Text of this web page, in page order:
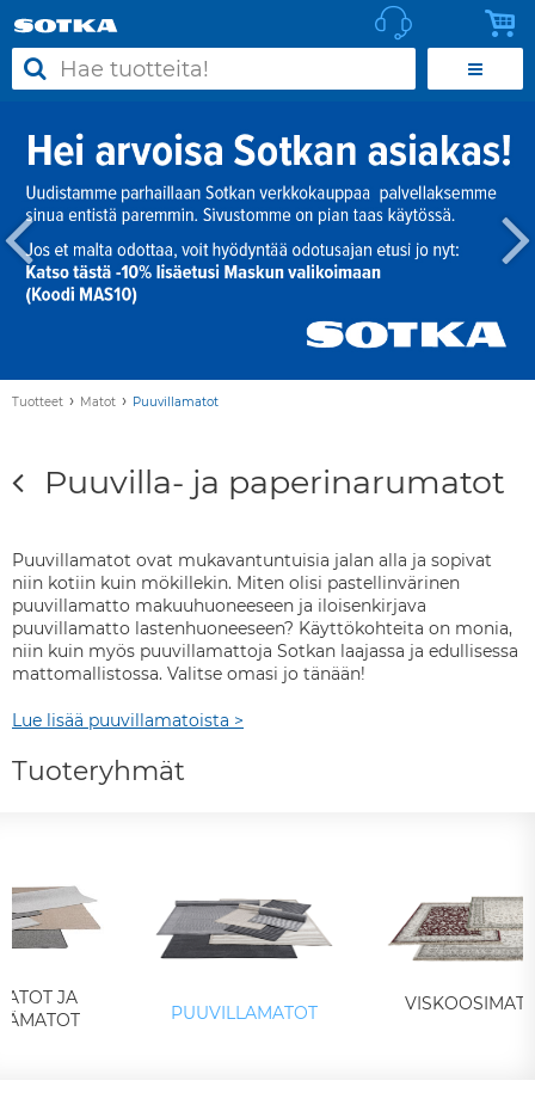
Tuotteet › Matot › Puuvillamatot
Puuvilla- ja paperinarumatot
Puuvillamatot ovat mukavantuntuisia jalan alla ja sopivat
niin kotiin kuin mökillekin. Miten olisi pastellinvärinen
puuvillamatto makuuhuoneeseen ja iloisenkirjava
puuvillamatto lastenhuoneeseen? Käyttökohteita on monia,
niin kuin myös puuvillamattoja Sotkan laajassa ja edullisessa
mattomallistossa. Valitse omasi jo tänään!
Lue lisää puuvillamatoista >
Tuoteryhmät
JA
PUUVILLAMATOT